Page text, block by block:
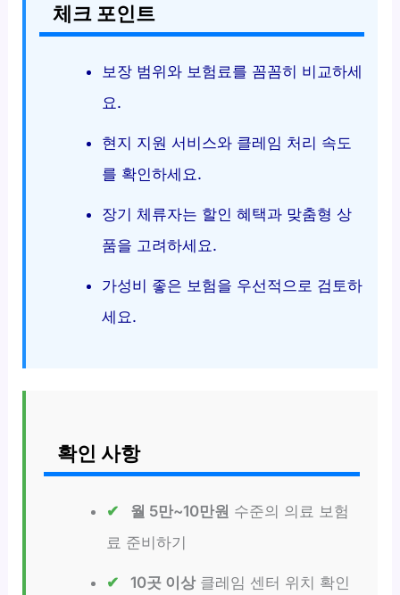
체크 포인트
보장 범위와 보험료를 꼼꼼히 비교하세
요.
현지 지원 서비스와 클레임 처리 속도
를 확인하세요.
장기 체류자는 할인 혜택과 맞춤형 상
품을 고려하세요.
가성비 좋은 보험을 우선적으로 검토하
세요.
확인 사항
월 5만~10만원 수준의 의료 보험
료 준비하기
10곳 이상클레임 센터 위치 확인